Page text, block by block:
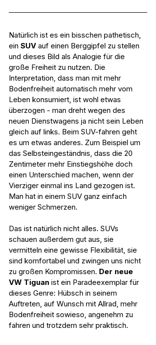
Natürlich ist es ein bisschen pathetisch,
ein SUV auf einen Berggipfel zu stellen
und dieses Bild als Analogie für die
große Freiheit zu nutzen. Die
Interpretation, dass man mit mehr
Bodenfreiheit automatisch mehr vom
Leben konsumiert, ist wohl etwas
überzogen - man dreht wegen des
neuen Dienstwagens ja nicht sein Leben
gleich auf links. Beim SUV-fahren geht
es um etwas anderes. Zum Beispiel um
das Selbsteingeständnis, dass die 20
Zentimeter mehr Einstiegshöhe doch
einen Unterschied machen, wenn der
Vierziger einmal ins Land gezogen ist.
Man hat in einem SUV ganz einfach
weniger Schmerzen.
Das ist natürlich nicht alles. SUVs
schauen außerdem gut aus, sie
vermitteln eine gewisse Flexibilität, sie
sind komfortabel und zwingen uns nicht
zu großen Kompromissen. Der neue
VW Tiguan ist ein Paradeexemplar für
dieses Genre: Hübsch in seinem
Auftreten, auf Wunsch mit Allrad, mehr
Bodenfreiheit sowieso, angenehm zu
fahren und trotzdem sehr praktisch.